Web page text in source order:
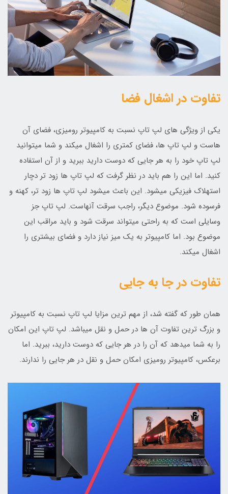
تفاوت در اشغال فضا
یکی از ویژگی های لپ تاپ نسبت به کامپیوتر رومیزی، فضای آن
هاست و لپ تاپ ها، فضای کمتری را اشغال میکند و شما میتوانید
لپ تاپ خود را به هر جایی که دوست دارید ببرید و از آن استفاده
کنید. اما این را هم باید در نظر گرفت که لپ تاپ ها زود تر دچار
استهلاک فیزیکی میشود. این باعث میشود لپ تاپ ها زود تر، کهنه و
فرسوده شود. موضوع دیگر، راجب سرقت آنهاست. لپ تاپ جز
وسایلی است که به راحتی میتواند سرقت شود و باید مراقب این
موضوع بود. اما کامپیوتر به یک میز نیاز دارد و فضای بیشتری را
اشغال میکند.
تفاوت در جا به جایی
همان طور که گفته شد، از مهم ترین مزایا لپ تاپ نسبت به کامپیوتر
و بزرگ ترین تفاوت آن ها در حمل و نقل میباشد. لپ تاپ این امکان
را به شما میدهد که آن را در هر جایی که دوست دارید، ببرید. اما
برعکس، کامپیوتر رومیزی امکان حمل و نقل در هر جایی را ندارند.